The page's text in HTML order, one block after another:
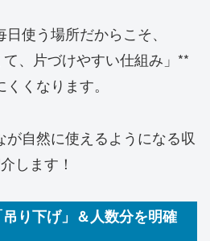
使う場所だからこそ、
、片づけやすい仕組み」**
くなります。
が自然に使えるようになる収
します！
り下げ」＆人数分を明確